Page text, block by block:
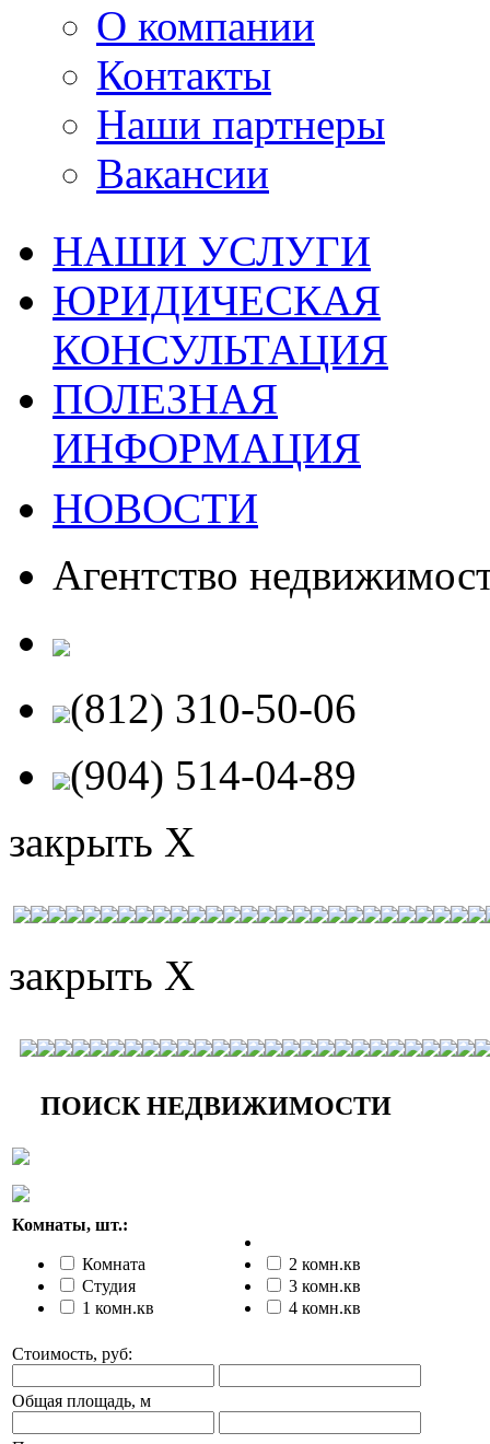
О компании
Контакты
Наши партнеры
Вакансии
НАШИ УСЛУГИ
ЮРИДИЧЕСКАЯ
КОНСУЛЬТАЦИЯ
ПОЛЕЗНАЯ
ИНФОРМАЦИЯ
НОВОСТИ
Агентство
(812) 310-50-06
(904) 514-04-89
закрыть X
закрыть X
ПОИСК НЕДВИЖИМОСТИ
Комнаты, шт.:
Комната
Студия
1 комн.кв
2 комн.кв
3 комн.кв
4 комн.кв
Стоимость, руб:
Общая площадь, м